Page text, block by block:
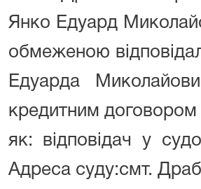
Янко Едуард
обмеженою
Едуарда
кредитним договором
як: відповідач у
Адреса суду:смт.